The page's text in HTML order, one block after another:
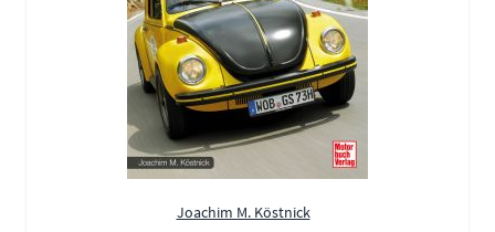
Joachim M. Köstnick